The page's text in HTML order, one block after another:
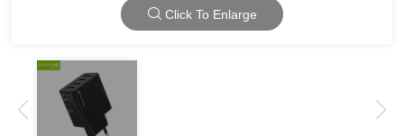
Click To Enlarge